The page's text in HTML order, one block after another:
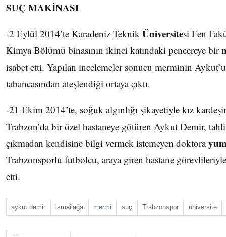
SUÇ MAKİNASI
-2 Eylül 2014’te Karadeniz Teknik Üniversitesi Fen
Kimya Bölümü binasının ikinci katındaki pencereye bir
isabet etti. Yapılan incelemeler sonucu merminin
tabancasından ateşlendiği ortaya çıktı.
-21 Ekim 2014’te, soğuk algınlığı şikayetiyle kız
Trabzon’da bir özel hastaneye götüren Aykut Demir,
çıkmadan kendisine bilgi vermek istemeyen doktora
Trabzonsporlu futbolcu, araya giren hastane
etti.
aykut demir ismailağa mermi suç Trabzonspor üniversite